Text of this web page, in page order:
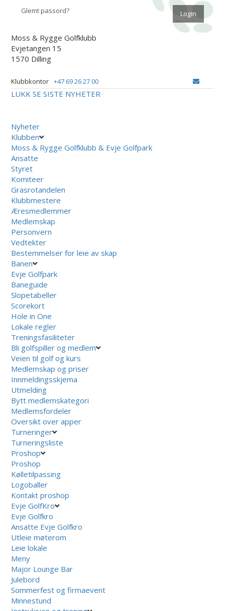
Glemt passord?
Moss & Rygge Golfklubb
Evjetangen 15
1570 Dilling
Klubbkontor +47 69 26 27 00
LUKK SE SISTE NYHETER
Nyheter
Klubben
Moss & Rygge Golfklubb & Evje Golfpark
Ansatte
Styret
Komiteer
Grasrotandelen
Klubbmestere
Æresmedlemmer
Medlemskap
Personvern
Vedtekter
Bestemmelser for leie av skap
Banen
Evje Golfpark
Baneguide
Slopetabeller
Scorekort
Hole in One
Lokale regler
Treningsfasiliteter
Bli golfspiller og medlem
Veien til golf og kurs
Medlemskap og priser
Innmeldingsskjema
Utmelding
Bytt medlemskategori
Medlemsfordeler
Oversikt over apper
Turneringer
Turneringsliste
Proshop
Proshop
Kølletilpassing
Logoballer
Kontakt proshop
Evje GolfKro
Evje Golfkro
Ansatte Evje Golfkro
Utleie møterom
Leie lokale
Meny
Major Lounge Bar
Julebord
Sommerfest og firmaevent
Minnestund